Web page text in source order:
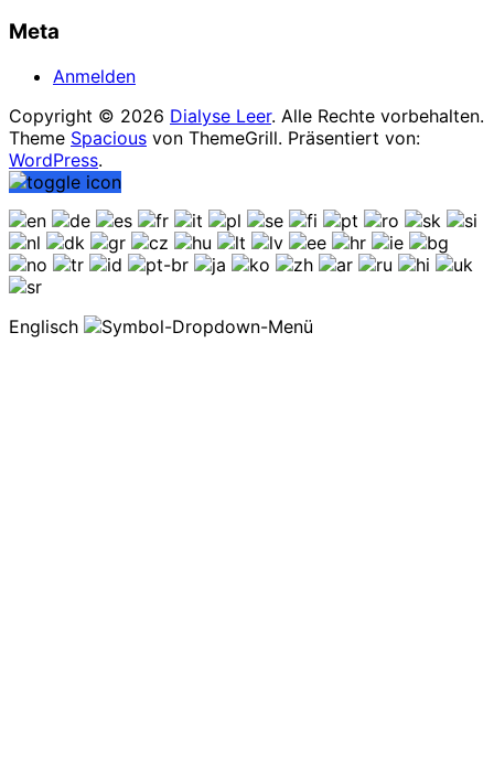
Meta
Anmelden
Copyright © 2026 Dialyse Leer. Alle Rechte vorbehalten.
Theme Spacious von ThemeGrill. Präsentiert von:
WordPress.
Englisch